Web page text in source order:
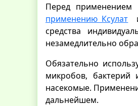
Перед применением
применению Ксулат
средства
незамедлительно
Обязательно
микробов, бактерий
насекомые.
дальнейшем.